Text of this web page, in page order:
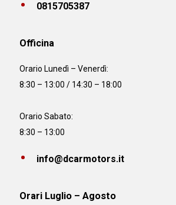
0815705387
Officina
Orario Lunedì – Venerdì:
8:30 – 13:00 / 14:30 – 18:00
Orario Sabato:
8:30 – 13:00
info@dcarmotors.it
Orari Luglio – Agosto